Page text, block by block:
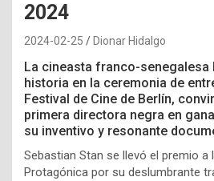
2024
2024-02-25 Dionar Hidalgo
La cineasta franco-senegalesa
historia en la ceremonia de
Festival de Cine de Berlín,
primera directora negra en
su inventivo y resonante
Sebastian Stan se llevó el premio a
Protagónica por su deslumbrante